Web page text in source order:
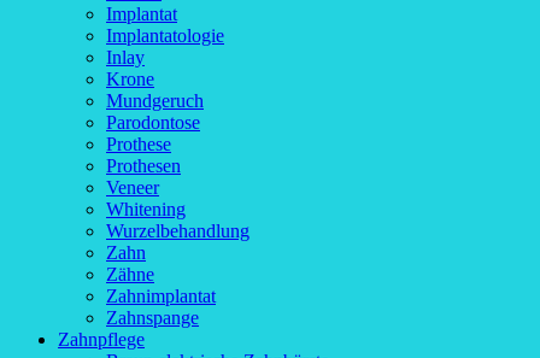
Implantat
Implantatologie
Inlay
Krone
Mundgeruch
Parodontose
Prothese
Prothesen
Veneer
Whitening
Wurzelbehandlung
Zahn
Zähne
Zahnimplantat
Zahnspange
Zahnpflege